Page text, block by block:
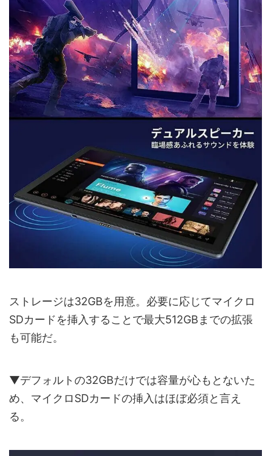
ストレージは32GBを用意。必要に応じてマイクロ
SDカードを挿入することで最大512GBまでの拡張
も可能だ。
▼デフォルトの32GBだけでは容量が心もとないた
め、マイクロSDカードの挿入はほぼ必須と言え
る。